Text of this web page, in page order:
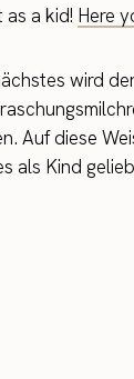
as a kid! Here
wird
Auf diese
als Kind